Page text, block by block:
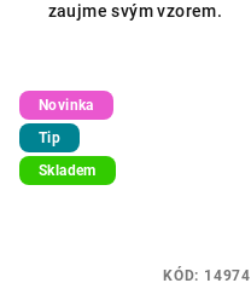
zaujme svým vzorem.
Novinka
Tip
Skladem
KÓD: 14974